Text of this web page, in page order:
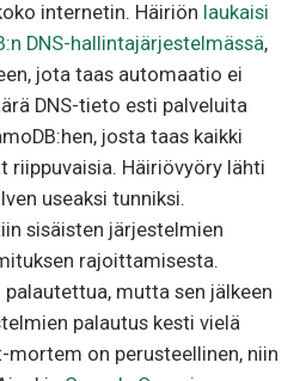
internetin. Häiriön laukaisi
DNS-hallintajärjestelmässä,
jota taas automaatio ei
DNS-tieto esti palveluita
josta taas kaikki
riippuvaisia. Häiriövyöry lähti
useaksi tunniksi.
sisäisten järjestelmien
rajoittamisesta.
mutta sen jälkeen
palautus kesti vielä
mortem on perusteellinen, niin